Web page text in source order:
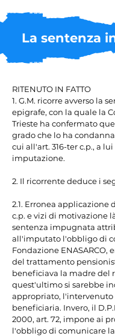
La sentenza
RITENUTO IN FATTO
1. G.M. ricorre avverso la
epigrafe, con la quale la
Trieste ha confermato
grado che lo ha
cui all'art. 316-ter c.p., a
imputazione.
2. Il ricorrente deduce i
2.1. Erronea applicazione
c.p. e vizi di motivazione
sentenza impugnata
all'imputato l'obbligo di
Fondazione ENASARCO,
del trattamento
beneficiava la madre del
quest'ultimo si sarebbe
appropriato, l'intervenuto
beneficiaria. Invero, il
2000, art. 72, impone ai
l'obbligo di comunicare